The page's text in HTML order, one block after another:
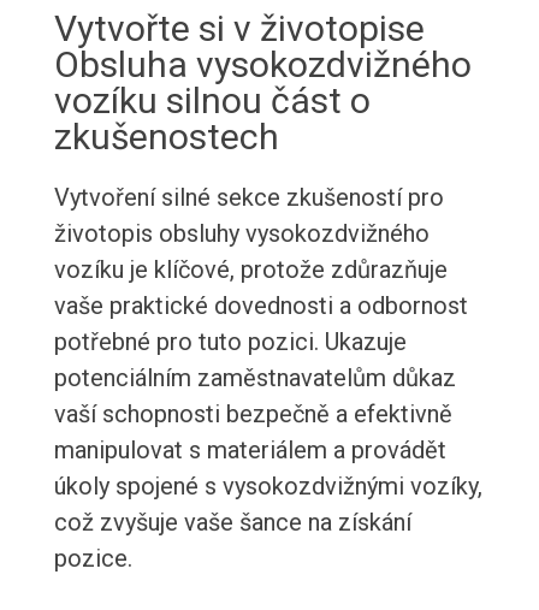
Vytvořte si v životopise
Obsluha vysokozdvižného
vozíku silnou část o
zkušenostech
Vytvoření silné sekce zkušeností pro
životopis obsluhy vysokozdvižného
vozíku je klíčové, protože zdůrazňuje
vaše praktické dovednosti a odbornost
potřebné pro tuto pozici. Ukazuje
potenciálním zaměstnavatelům důkaz
vaší schopnosti bezpečně a efektivně
manipulovat s materiálem a provádět
úkoly spojené s vysokozdvižnými vozíky,
což zvyšuje vaše šance na získání
pozice.